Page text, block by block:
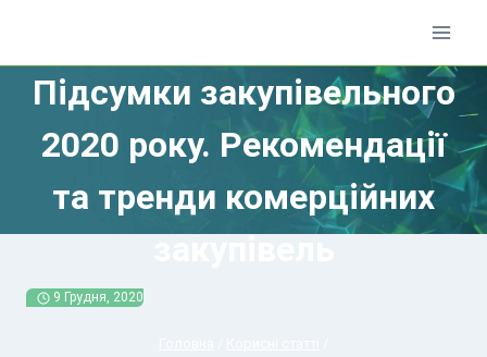
Підсумки закупівельного
2020 року. Рекомендації
та тренди комерційних
9 Грудня, 2020